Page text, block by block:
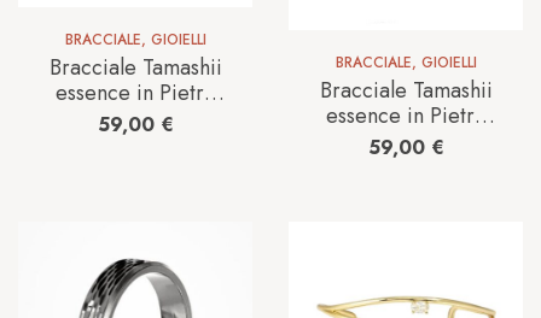
BRACCIALE, GIOIELLI
Bracciale Tamashii
essence in Pietre
dure BHS907-22W
59,00 €
BRACCIALE, GIOIELLI
Bracciale Tamashii
essence in Pietre
dure Madreperla
BHS907-39
59,00 €